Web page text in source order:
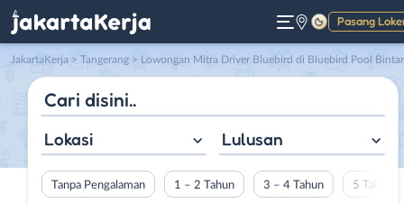
Pasang
Gelap
JakartaKerja > Tangerang > Lowongan Mitra Driver Bluebird di Bluebird Pool
Lokasi Lulusan
Tanpa Pengalaman 1 – 2 Tahun 3 – 4 Tahun 5 Tahun